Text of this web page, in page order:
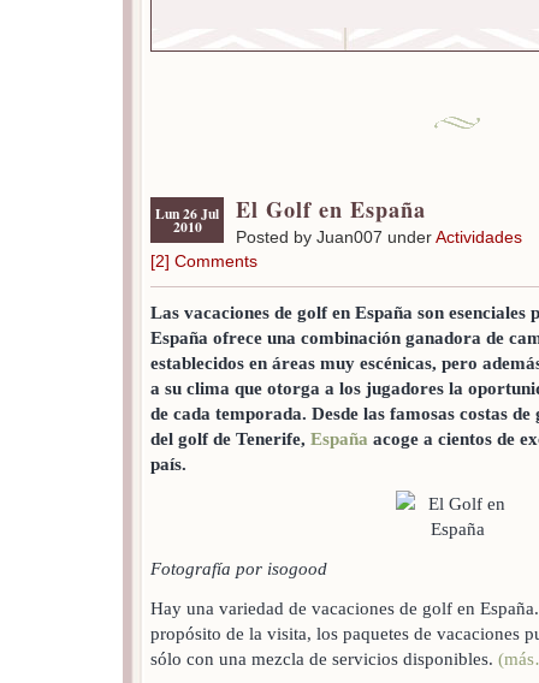
Lun 26 Jul
2010
El Golf en España
Posted by Juan007 underActividades
[2] Comments
Las vacaciones de golf en España son esenciales
España ofrece una combinación ganadora de
establecidos en áreas muy escénicas, pero
a su clima que otorga a los jugadores la
de cada temporada. Desde las famosas costas
del golf de Tenerife, España acoge a cientos de
país.
Fotografía por isogood
Hay una variedad de vacaciones de golf en
propósito de la visita, los paquetes de vacaciones
sólo con una mezcla de servicios disponibles.